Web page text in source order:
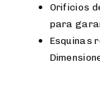
Orificios
para
Esquinas